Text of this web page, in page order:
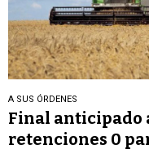
A SUS ÓRDENES
Final anticipado
retenciones 0